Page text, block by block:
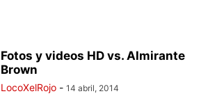
Fotos y videos HD vs. Almirante
Brown
LocoXelRojo - 14 abril, 2014